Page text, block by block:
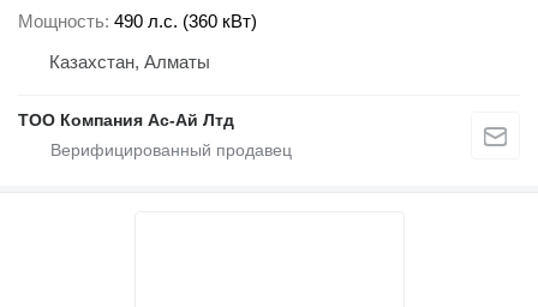
Мощность 490 л.с. (360 кВт)
Казахстан, Алматы
ТОО Компания Ас-Ай Лтд